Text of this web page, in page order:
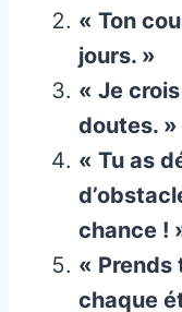
« Ton
jours. »
« Je
doutes. »
« Tu as
chance !
« Prends
chaque